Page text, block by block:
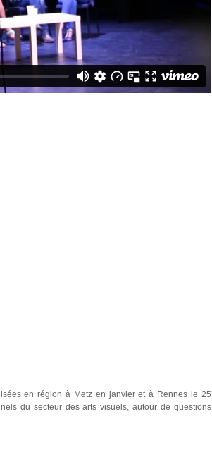
en région à Metz en janvier et à Rennes le 25
du secteur des arts visuels, autour de questions